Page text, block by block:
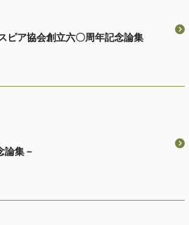
ピア協会創立六〇周年記念論集
論集－